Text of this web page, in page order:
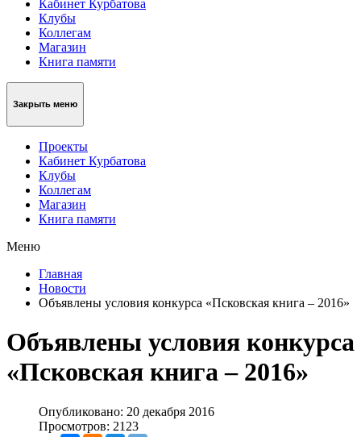
Кабинет Курбатова
Клубы
Коллегам
Магазин
Книга памяти
Закрыть меню
Проекты
Кабинет Курбатова
Клубы
Коллегам
Магазин
Книга памяти
Меню
Главная
Новости
Объявлены условия конкурса «Псковская книга – 2016»
Объявлены условия конкурса
«Псковская книга – 2016»
Опубликовано: 20 декабря 2016
Просмотров: 2123